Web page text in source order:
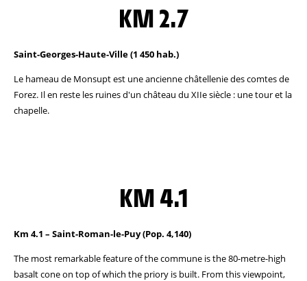
KM 2.7
Saint-Georges-Haute-Ville (1 450 hab.)
Le hameau de Monsupt est une ancienne châtellenie des comtes de
Forez. Il en reste les ruines d'un château du XIIe siècle : une tour et la
chapelle.
KM 4.1
Km 4.1 – Saint-Roman-le-Puy (Pop. 4,140)
The most remarkable feature of the commune is the 80-metre-high
basalt cone on top of which the priory is built. From this viewpoint,